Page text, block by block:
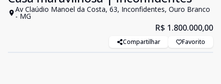
Av Claúdio Manoel da Costa, 63, Inconfidentes, Ouro Branco
- MG
R$ 1.800.000,00
Compartilhar Favorito